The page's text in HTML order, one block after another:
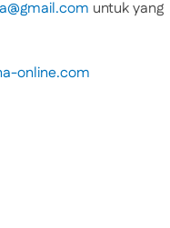
untuk yang
online.com